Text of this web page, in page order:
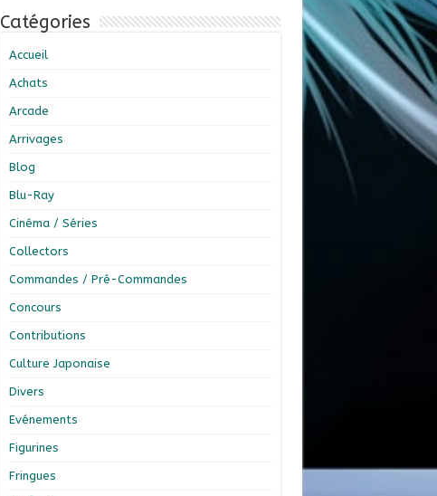
Catégories
Accueil
Achats
Arcade
Arrivages
Blog
Blu-Ray
Cinéma / Séries
Collectors
Commandes / Pré-Commandes
Concours
Contributions
Culture Japonaise
Divers
Evénements
Figurines
Fringues